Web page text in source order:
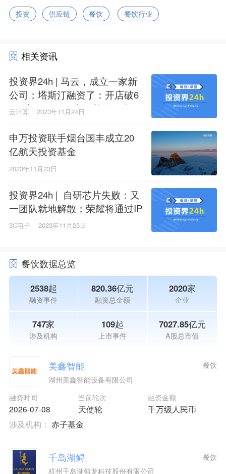
投资 供应链 餐饮 餐饮行业
相关资讯
投资界24h | 马云，成立一家新
公司；塔斯汀融资了：开店破6
000家；1000亿空天基金群来了
云计算 2023年11月24日
申万投资联手烟台国丰成立20
亿航天投资基金
2023年11月23日
投资界24h | 自研芯片失败：又
一团队就地解散；荣耀将通过IP
O登陆资本市场；温州科创基金
3C电子 2023年11月23日
餐饮数据总览
2538起
融资事件
820.36亿元
融资总金额
2020家
企业
747家
涉及机构
109起
上市事件
7027.85亿元
A股总市值
美鑫智能
湖州美鑫智能设备有限公司
融资时间
2026-07-08
当前轮次
天使轮
融资金额
千万级人民币
餐饮
涉及机构： 赤子基金
千岛湖鲟
杭州千岛湖鲟龙科技股份有限公司
餐饮